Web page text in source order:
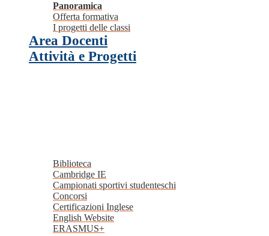
Panoramica
Offerta formativa
I progetti delle classi
Area Docenti
Attività e Progetti
Biblioteca
Cambridge IE
Campionati sportivi studenteschi
Concorsi
Certificazioni Inglese
English Website
ERASMUS+